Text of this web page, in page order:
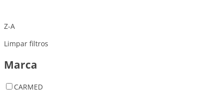
Z-A
Limpar filtros
Marca
CARMED